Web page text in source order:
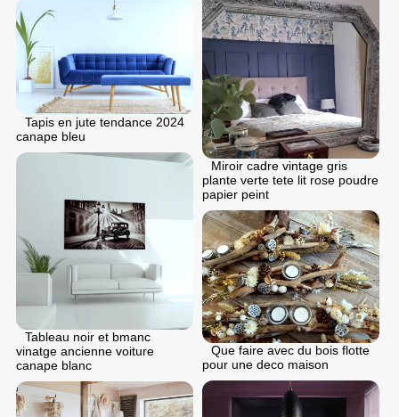
Miroir cadre vintage gris
plante verte tete lit rose poudre
papier peint
Tapis en jute tendance 2024
canape bleu
Tableau noir et bmanc
vinatge ancienne voiture
canape blanc
Que faire avec du bois flotte
pour une deco maison